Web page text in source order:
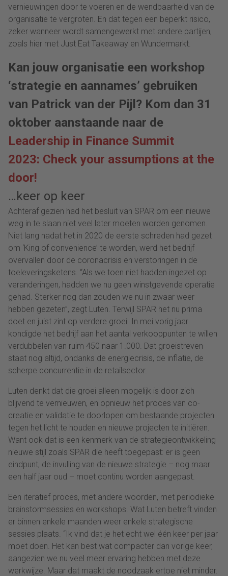
vernieuwingen door te voeren en de wendbaarheid van de
organisatie te vergroten. En dat tegen een beperkt risico,
zeker wanneer wordt samengewerkt met andere partijen,
zoals hier met Just Eat Takeaway en Wundermarkt.
Kan jouw organisatie een workshop
‘strategie en aannames’ gebruiken
van Patrick van der Pijl? Kom dan 31
oktober aanstaande naar de
Leadership in Finance Summit
2023: Check your assumptions at the
door!
…keer op keer
Achteraf gezien had het besluit van SPAR om een nieuwe
weg in te slaan niet veel later moeten worden genomen.
Niet lang nadat het in 2020 de eerste schreden had gezet
om ‘King of convenience’ te worden, werd het bedrijf
overvallen door de coronacrisis en verstoringen in de
toeleveringsketens. “Als we toen niet hadden ingezet op
veranderingen, hadden we nu geen winstgevende operatie
gehad. Sterker nog dan zouden we nu in zwaar weer
hebben gezeten”, zegt Luten. Terwijl SPAR het nu prima
doet en juist zint op verdere groei. In mei vorig jaar
kondigde het bedrijf aan het aantal verkooppunten te willen
verdubbelen van ruim 450 naar 1.000. Dat groeistreven
staat nog altijd, ondanks de energiecrisis, de inflatie, de
scherpe concurrentie in de retailsector.
Luten denkt dat die groei alleen mogelijk is door zich
blijvend te vernieuwen, en opnieuw het proces van co-
creatie en validatie te doorlopen om bestaande projecten
tegen het licht te houden en nieuwe projecten te initiëren.
Want ook dat is een kenmerk van de strategieontwikkeling
nieuwe stijl zoals SPAR die heeft toegepast: er is geen
eindpunt, de invulling van de nieuwe strategie – nog maar
een half jaar oud – moet continu worden aangepast.
Een iteratief proces, met andere woorden, met periodieke
brainstormsessies en workshops. Wat Luten betreft vinden
er binnen enkele maanden weer enkele strategische
sessies plaats. “Ik vind dat je het echt wel één keer per jaar
moet doen. Het kan best wat compacter dan vorige keer,
aangezien we nu veel meer ervaring hebben met deze
werkwijze. Maar dat maakt de noodzaak ertoe niet minder.